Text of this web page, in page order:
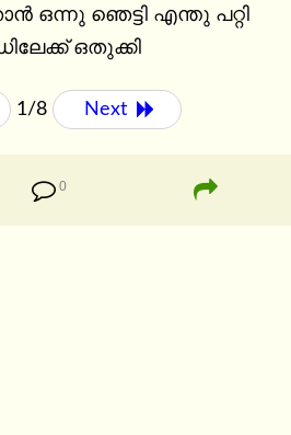
ഒന്നു ഞെട്ടി എന്തു പറ്റി
ഒതുക്കി
1/8 Next
0